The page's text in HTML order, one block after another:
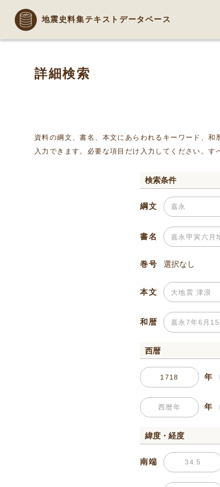
地震史料集テキストデータベース
詳細検索
資料の綱文、書名、本文にあらわれるキーワード、
入力できます。必要な項目だけ入力してください。
検索条件
綱文
書名
巻号
本文
和暦
西暦
年
年
緯度・経度
南端